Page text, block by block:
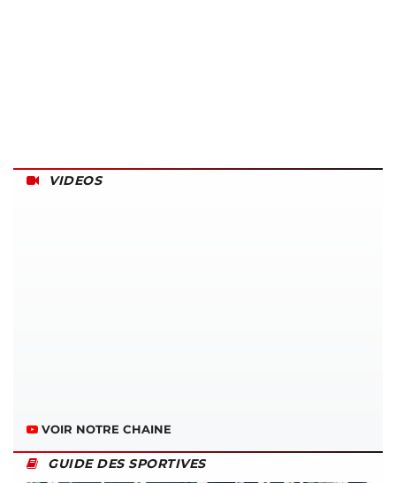
VIDEOS
VOIR NOTRE CHAINE
GUIDE DES SPORTIVES